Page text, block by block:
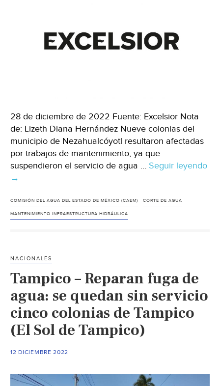
28 de diciembre de 2022 Fuente: Excelsior Nota
de: Lizeth Diana Hernández Nueve colonias del
municipio de Nezahualcóyotl resultaron afectadas
por trabajos de mantenimiento, ya que
suspendieron el servicio de agua … Seguir leyendo
Edo.
Méx.-
Al
habitantes
de
son
afectados
por
corte
de
(Excelsior)
→
COMISIÓN DEL AGUA DEL ESTADO DE MÉXICO (CAEM) CORTE DE AGUA
MANTENIMIENTO INFRAESTRUCTURA HIDRÁULICA
NACIONALES
Tampico – Reparan fuga de
agua: se quedan sin servicio
cinco colonias de Tampico
(El Sol de Tampico)
12 DICIEMBRE 2022